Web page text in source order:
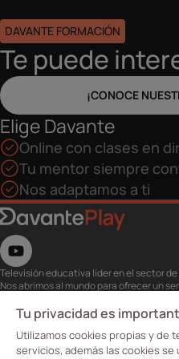
DAVANTE FORMACIÓN
Te puede
¡CONOCE
Elige Davante
Online con clases en
Tu mentor siempre
Nos adaptamos a ti
Televisión educativa líder en el sector
Nos abrimos al mundo para ofrecer un
eventos, masterclass y recursos para
Utiliza esta plataforma para tu
para conseguir o mejorar tu empleo.
Te invitamos a conocer nuestro
Tu privacidad es
Utilizamos cookies propias y de
servicios, además las cookies